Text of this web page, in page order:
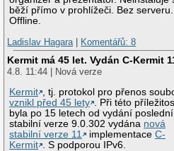
běží přímo v prohlížeči. Bez serveru.
Offline.
Ladislav Hagara | Komentářů: 8
Kermit má 45 let. Vydán C-Kermit
4.8. 11:44 | Nová verze
Kermit , tj. protokol pro přenos
vznikl před 45 lety . Při této
byla po 15 letech od vydání poslední
stabilní verze 9.0.302 vydána nová
stabilní verze 11
implementaceC-
Kermit . S podporou IPv6.